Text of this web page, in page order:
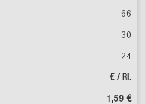
66
30
24
€ / Rl.
1,59 €